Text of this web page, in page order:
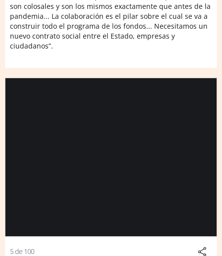
son colosales y son los mismos exactamente que antes de la
pandemia... La colaboración es el pilar sobre el cual se va a
construir todo el programa de los fondos... Necesitamos un
nuevo contrato social entre el Estado, empresas y
ciudadanos”.
5 de 100